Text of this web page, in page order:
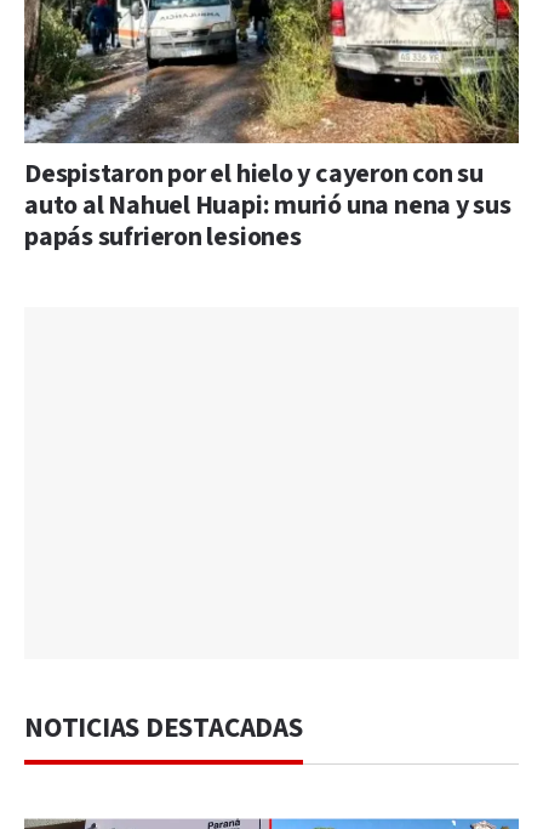
Despistaron por el hielo y cayeron con su
auto al Nahuel Huapi: murió una nena y sus
papás sufrieron lesiones
NOTICIAS DESTACADAS